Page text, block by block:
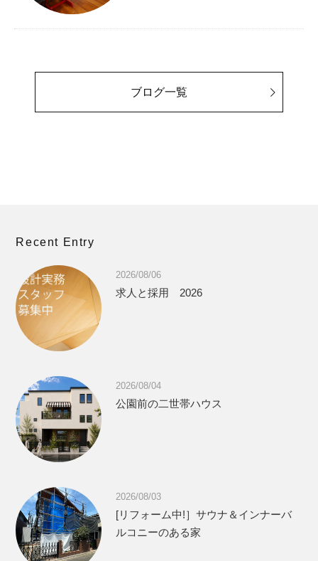
ブログ一覧
Recent Entry
2026/08/06
求人と採用 2026
2026/08/04
公園前の二世帯ハウス
2026/08/03
[リフォーム中!］サウナ＆インナーバ
ルコニーのある家